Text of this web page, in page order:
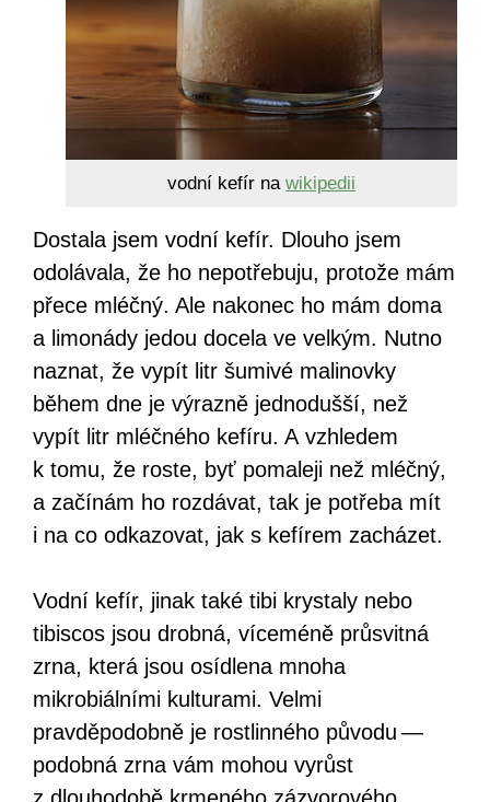
vodní kefír na wikipedii
Dostala jsem vodní kefír. Dlouho jsem
odolávala, že ho nepotřebuju, protože mám
přece mléčný. Ale nakonec ho mám doma
a limonády jedou docela ve velkým. Nutno
naznat, že vypít litr šumivé malinovky
během dne je výrazně jednodušší, než
vypít litr mléčného kefíru. A vzhledem
k tomu, že roste, byť pomaleji než mléčný,
a začínám ho rozdávat, tak je potřeba mít
i na co odkazovat, jak s kefírem zacházet.
Vodní kefír, jinak také tibi krystaly nebo
tibiscos jsou drobná, víceméně průsvitná
zrna, která jsou osídlena mnoha
mikrobiálními kulturami. Velmi
pravděpodobně je rostlinného původu —
podobná zrna vám mohou vyrůst